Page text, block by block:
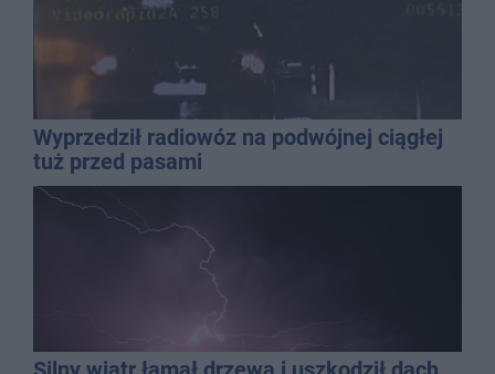
Wyprzedził radiowóz na podwójnej ciągłej
tuż przed pasami